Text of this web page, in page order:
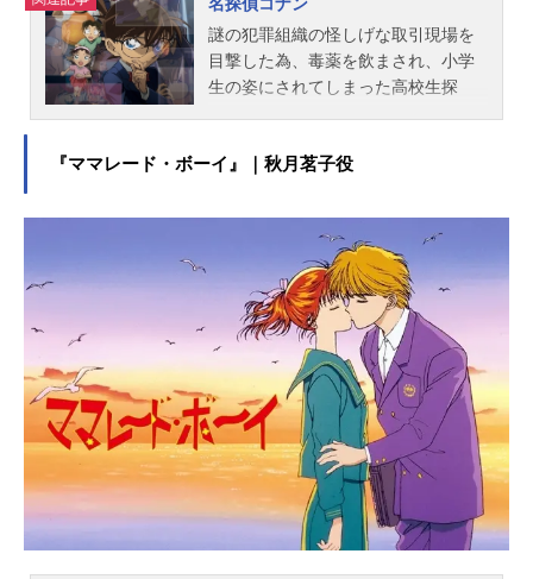
名探偵コナン
謎の犯罪組織の怪しげな取引現場を
目撃した為、毒薬を飲まされ、小学
生の姿にされてしまった高校生探
父・小五郎の探偵事務所に住みつ
決していく。「小さくなっても頭脳
は同じ。真実はいつもひとつ！」作
品名名探偵コナン放送形態TVアニメ
スケジュール1996年1月8日（月）～
毎週土曜18:00 読売テレビ・日本テ
レビほかキャスト江戸川コナン：高
山みなみ毛利小五郎：小山力也毛利
蘭：岡村明美工藤新一：山口勝平阿
笠博士：緒方賢一元太：高木渉光
彦：大谷育江歩美：岩居由希子灰原
哀：林原めぐみ服部平次：堀川りょ
う遠山和葉：宮村優子鈴木園子：松
井菜桜子京極真：檜山修之世良真
『ママレード・ボーイ』｜秋月茗子役